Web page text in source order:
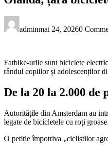
adminmai 24, 20260
Fatbike-urile sunt biciclete
rândul copiilor și adolescenților
De la 20 la 2.000 de
Autoritățile din Amsterdam au
legate de bicicletele cu roți
O petiție împotriva „cicliștilor